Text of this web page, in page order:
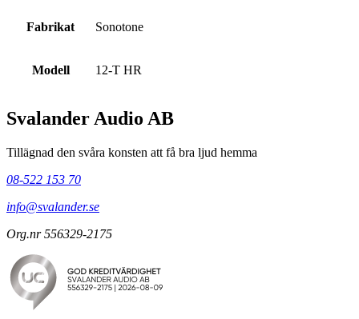
Fabrikat Sonotone
Modell 12-T HR
Svalander Audio AB
Tillägnad den svåra konsten att få bra ljud hemma
08-522 153 70
info@svalander.se
Org.nr 556329-2175